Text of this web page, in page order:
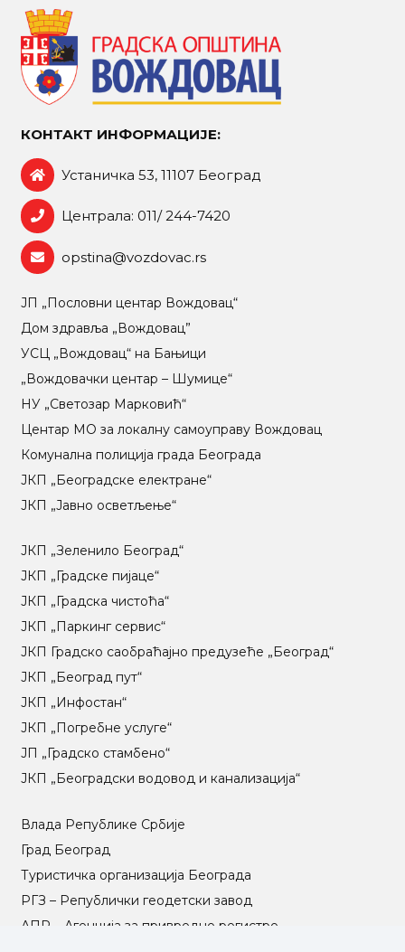
КОНТАКТ ИНФОРМАЦИЈЕ:
Устаничка 53, 11107 Београд
Централа: 011/ 244-7420
opstina@vozdovac.rs
ЈП „Пословни центар Вождовац“
Дом здравља „Вождовац”
УСЦ „Вождовац“ на Бањици
„Вождовачки центар – Шумице“
НУ „Светозар Марковић“
Центар МO за локалну самоуправу Вождовац
Комунална полиција града Београда
ЈКП „Београдске електране“
ЈКП „Јавно осветљење“
ЈКП „Зеленило Београд“
ЈКП „Градске пијаце“
ЈКП „Градска чистоћа“
ЈКП „Паркинг сервис“
ЈКП Градско саобраћајно предузеће „Београд“
ЈКП „Београд пут“
ЈКП „Инфостан“
ЈКП „Погребне услуге“
ЈП „Градско стамбено“
ЈКП „Београдски водовод и канализација“
Влада Републике Србије
Град Београд
Туристичка организација Београда
РГЗ – Републички геодетски завод
АПР – Агенција за привредне регистре